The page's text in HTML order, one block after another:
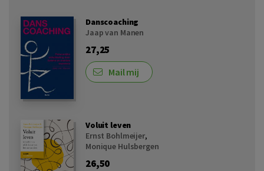
Danscoaching
Jaap van Manen
27,25
Mail mij
Voluit leven
Ernst Bohlmeijer,
Monique Hulsbergen
26,50